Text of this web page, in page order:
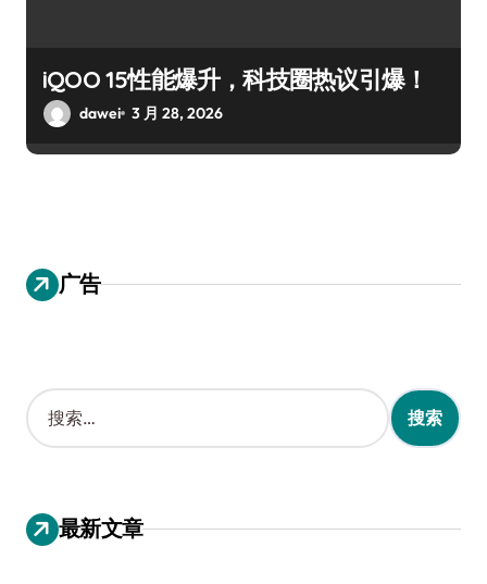
iQOO 15性能爆升，科技圈热议引爆！
dawei 3 月 28, 2026
广告
搜
索
：
最新文章